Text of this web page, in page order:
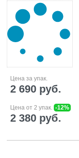
Цена за упак.
2 690 руб.
Цена от 2 упак. -12%
2 380 руб.